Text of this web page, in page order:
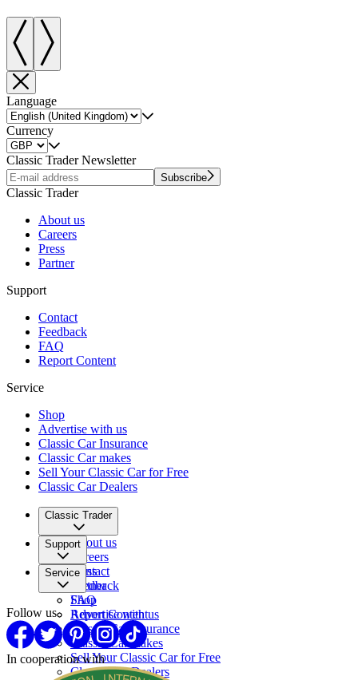
Language
Currency
Classic Trader Newsletter
Subscribe
Classic Trader
About us
Careers
Press
Partner
Support
Contact
Feedback
FAQ
Report Content
Service
Shop
Advertise with us
Classic Car Insurance
Classic Car makes
Sell Your Classic Car for Free
Classic Car Dealers
Classic Trader
About us
Careers
Press
Partner
Support
Contact
Feedback
FAQ
Report Content
Service
Shop
Advertise with us
Classic Car Insurance
Classic Car makes
Sell Your Classic Car for Free
Classic Car Dealers
Follow us
In cooperation with